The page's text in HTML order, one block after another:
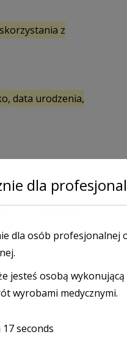
z
data urodzenia,
przedawnienia
a po odwołaniu
okresowe i
szczególny nie
z
np.
dla
dla osób profesjonalnej
jesteś osobą wykonującą
wyrobami medycznymi.
16seconds